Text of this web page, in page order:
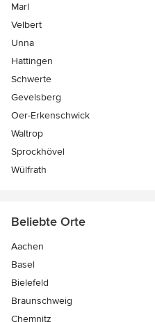
Marl
Velbert
Unna
Hattingen
Schwerte
Gevelsberg
Oer-Erkenschwick
Waltrop
Sprockhövel
Wülfrath
Beliebte Orte
Aachen
Basel
Bielefeld
Braunschweig
Chemnitz